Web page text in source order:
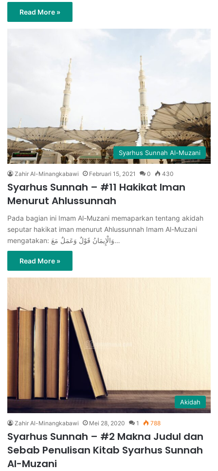
Read More »
Syarhus Sunnah Al-Muzani
Zahir Al-Minangkabawi Februari 15, 2021 0 430
Syarhus Sunnah – #11 Hakikat Iman
Menurut Ahlussunnah
Pada bagian ini Imam Al-Muzani memaparkan tentang akidah
seputar hakikat iman menurut Ahlussunnah Imam Al-Muzani
mengatakan: وَالْإِيمَانُ قَوْلٌ وَعَمَلٌ مَعَ…
Read More »
Akidah
Zahir Al-Minangkabawi Mei 28, 2020 1 788
Syarhus Sunnah – #2 Makna Judul dan
Sebab Penulisan Kitab Syarhus Sunnah
Al-Muzani